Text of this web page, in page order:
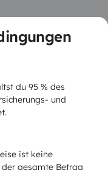
du 95 % des
und
ist keine
gesamte Betrag